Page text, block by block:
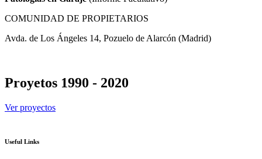
COMUNIDAD DE PROPIETARIOS
Avda. de Los Ángeles 14, Pozuelo de Alarcón (Madrid)
Proyetos 1990 - 2020
Ver proyectos
Useful Links